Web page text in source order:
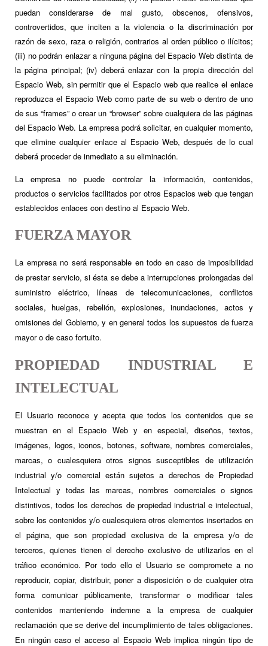
puedan considerarse de mal gusto, obscenos, ofensivos,
controvertidos, que inciten a la violencia o la discriminación por
razón de sexo, raza o religión, contrarios al orden público o ilícitos;
(iii) no podrán enlazar a ninguna página del Espacio Web distinta de
la página principal; (iv) deberá enlazar con la propia dirección del
Espacio Web, sin permitir que el Espacio web que realice el enlace
reproduzca el Espacio Web como parte de su web o dentro de uno
de sus “frames” o crear un “browser” sobre cualquiera de las páginas
del Espacio Web. La empresa podrá solicitar, en cualquier momento,
que elimine cualquier enlace al Espacio Web, después de lo cual
deberá proceder de inmediato a su eliminación.
La empresa no puede controlar la información, contenidos,
productos o servicios facilitados por otros Espacios web que tengan
establecidos enlaces con destino al Espacio Web.
FUERZA MAYOR
La empresa no será responsable en todo en caso de imposibilidad
de prestar servicio, si ésta se debe a interrupciones prolongadas del
suministro eléctrico, líneas de telecomunicaciones, conflictos
sociales, huelgas, rebelión, explosiones, inundaciones, actos y
omisiones del Gobierno, y en general todos los supuestos de fuerza
mayor o de caso fortuito.
PROPIEDAD INDUSTRIAL E
INTELECTUAL
El Usuario reconoce y acepta que todos los contenidos que se
muestran en el Espacio Web y en especial, diseños, textos,
imágenes, logos, iconos, botones, software, nombres comerciales,
marcas, o cualesquiera otros signos susceptibles de utilización
industrial y/o comercial están sujetos a derechos de Propiedad
Intelectual y todas las marcas, nombres comerciales o signos
distintivos, todos los derechos de propiedad industrial e intelectual,
sobre los contenidos y/o cualesquiera otros elementos insertados en
el página, que son propiedad exclusiva de la empresa y/o de
terceros, quienes tienen el derecho exclusivo de utilizarlos en el
tráfico económico. Por todo ello el Usuario se compromete a no
reproducir, copiar, distribuir, poner a disposición o de cualquier otra
forma comunicar públicamente, transformar o modificar tales
contenidos manteniendo indemne a la empresa de cualquier
reclamación que se derive del incumplimiento de tales obligaciones.
En ningún caso el acceso al Espacio Web implica ningún tipo de